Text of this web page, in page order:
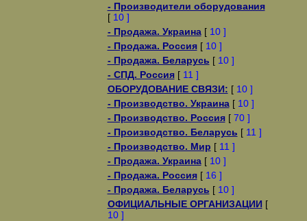
- Производители оборудования
[ 10 ]
- Продажа. Украина[ 10 ]
- Продажа. Россия[ 10 ]
- Продажа. Беларусь [ 10 ]
- СПД. Россия[ 11 ]
ОБОРУДОВАНИЕ СВЯЗИ: [ 10 ]
- Производство. Украина[ 10 ]
- Производство. Россия[ 70 ]
- Производство. Беларусь [ 11 ]
- Производство. Мир [ 11 ]
- Продажа. Украина[ 10 ]
- Продажа. Россия[ 16 ]
- Продажа. Беларусь [ 10 ]
ОФИЦИАЛЬНЫЕ ОРГАНИЗАЦИИ [
10 ]